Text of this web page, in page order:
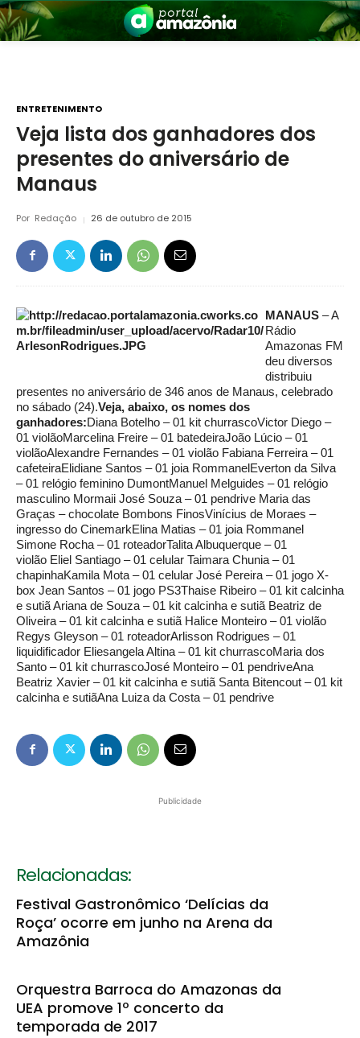
Amazônia
ENTRETENIMENTO
Veja lista dos ganhadores dos
presentes do aniversário de
Manaus
Por Redação 26 de outubro de 2015
MANAUS – A
Rádio
Amazonas FM
deu diversos
distribuiu
presentes no aniversário de 346 anos de Manaus, celebrado
no sábado (24).Veja, abaixo, os nomes dos
ganhadores:Diana Botelho – 01 kit churrascoVictor Diego –
01 violãoMarcelina Freire – 01 batedeiraJoão Lúcio – 01
violãoAlexandre Fernandes – 01 violão Fabiana Ferreira – 01
cafeteiraElidiane Santos – 01 joia RommanelEverton da Silva
– 01 relógio feminino DumontManuel Melguides – 01 relógio
masculino Mormaii José Souza – 01 pendrive Maria das
Graças – chocolate Bombons FinosVinícius de Moraes –
ingresso do CinemarkElina Matias – 01 joia Rommanel
Simone Rocha – 01 roteadorTalita Albuquerque – 01
violão Eliel Santiago – 01 celular Taimara Chunia – 01
chapinhaKamila Mota – 01 celular José Pereira – 01 jogo X-
box Jean Santos – 01 jogo PS3Thaise Ribeiro – 01 kit calcinha
e sutiã Ariana de Souza – 01 kit calcinha e sutiã Beatriz de
Oliveira – 01 kit calcinha e sutiã Halice Monteiro – 01 violão
Regys Gleyson – 01 roteadorArlisson Rodrigues – 01
liquidificador Eliesangela Altina – 01 kit churrascoMaria dos
Santo – 01 kit churrascoJosé Monteiro – 01 pendriveAna
Beatriz Xavier – 01 kit calcinha e sutiã Santa Bitencout – 01 kit
calcinha e sutiãAna Luiza da Costa – 01 pendrive
Publicidade
Relacionadas:
Festival Gastronômico ‘Delícias da
Roça’ ocorre em junho na Arena da
Amazônia
Orquestra Barroca do Amazonas da
UEA promove 1º concerto da
temporada de 2017